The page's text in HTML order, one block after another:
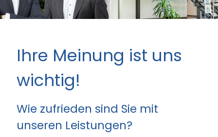
Ihre Meinung ist uns
wichtig!
Wie zufrieden sind Sie mit
unseren Leistungen?